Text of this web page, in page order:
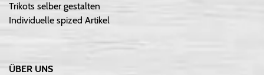
Trikots selber gestalten
Individuelle spized Artikel
ÜBER UNS